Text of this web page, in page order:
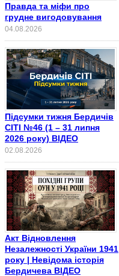
Правда та міфи про
грудне вигодовування
04.08.2026
Підсумки тижня Бердичів
СІТІ №46 (1 – 31 липня
2026 року) ВІДЕО
02.08.2026
Акт Відновлення
Незалежності України 1941
року | Невідома історія
Бердичева ВІДЕО